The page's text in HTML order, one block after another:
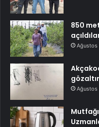
850
Ağustos
Ağustos